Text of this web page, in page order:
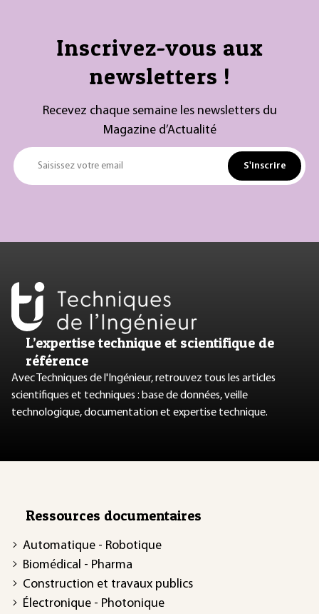
Inscrivez-vous aux
newsletters !
Recevez chaque semaine les newsletters du
Magazine d’Actualité
Saisissez votre email S'inscrire
L’expertise technique et scientifique de
référence
Avec Techniques de l'Ingénieur, retrouvez tous les articles
scientifiques et techniques : base de données, veille
technologique, documentation et expertise technique.
Ressources documentaires
Automatique - Robotique
Biomédical - Pharma
Construction et travaux publics
Électronique - Photonique